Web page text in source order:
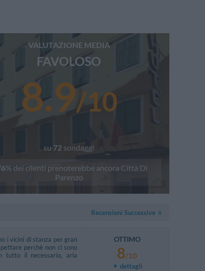
VALUTAZIONE MEDIA
FAVOLOSO
8.9/10
su 72 sondaggi
% dei clienti prenoterebbe ancora Città Di
Parenzo
Recensioni Successive
i vicini di stanza per gran
perchè non ci sono
tutto il necessario, aria
OTTIMO
8/10
dettagli